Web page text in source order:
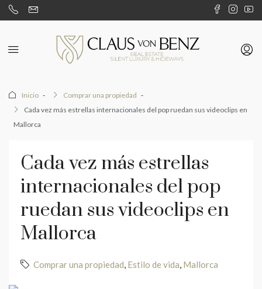
Inicio
Comprar una propiedad
Cada vez más estrellas internacionales del pop ruedan sus videoclips en
Mallorca
Cada vez más estrellas
internacionales del pop
ruedan sus videoclips en
Mallorca
Comprar una propiedad, Estilo de vida, Mallorca